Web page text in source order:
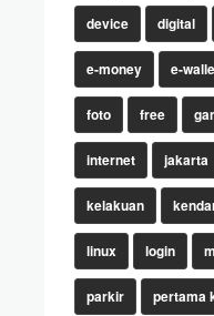
device digital
e-money e-
foto free
internet jakarta
kelakuan
linux login
parkir pertama